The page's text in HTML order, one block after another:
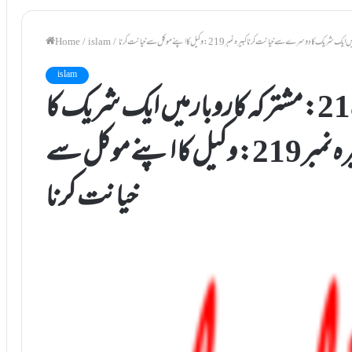
Home/islam/
islam
شرکت کا بیان کبيرہ نمبر218: مشترکہ کاروبارمیں ایک شریک کا
دوسرے سے خيانت کرنا کبيرہ نمبر219: وکيل کا اپنے موکل سے
خيانت کرنا